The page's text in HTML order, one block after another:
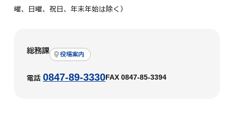
曜、日曜、祝日、年末年始は除く）
総務課 役場案内
電話 0847-89-3330 FAX 0847-85-3394